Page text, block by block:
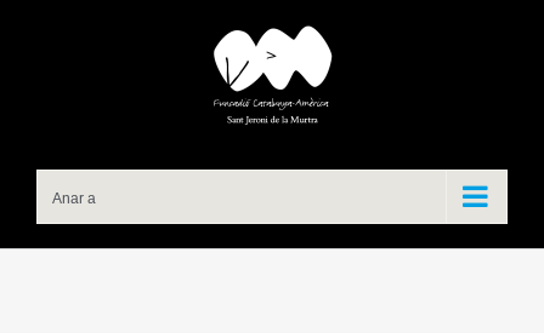
Anar a